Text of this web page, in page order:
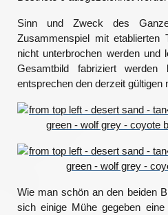
Sinn und Zweck des
Zusammenspiel mit etablierten
nicht unterbrochen werden und
Gesamtbild fabriziert
entsprechen den derzeit gültigen
Wie man schön an den beiden
sich einige Mühe gegeben